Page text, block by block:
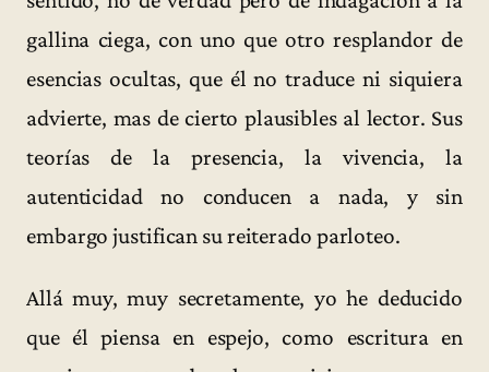
gallina ciega, con uno que otro resplandor de
esencias ocultas, que él no traduce ni siquiera
advierte, mas de cierto plausibles al lector. Sus
teorías de la presencia, la vivencia, la
autenticidad no conducen a nada, y sin
embargo justifican su reiterado parloteo.
Allá muy, muy secretamente, yo he deducido
que él piensa en espejo, como escritura en